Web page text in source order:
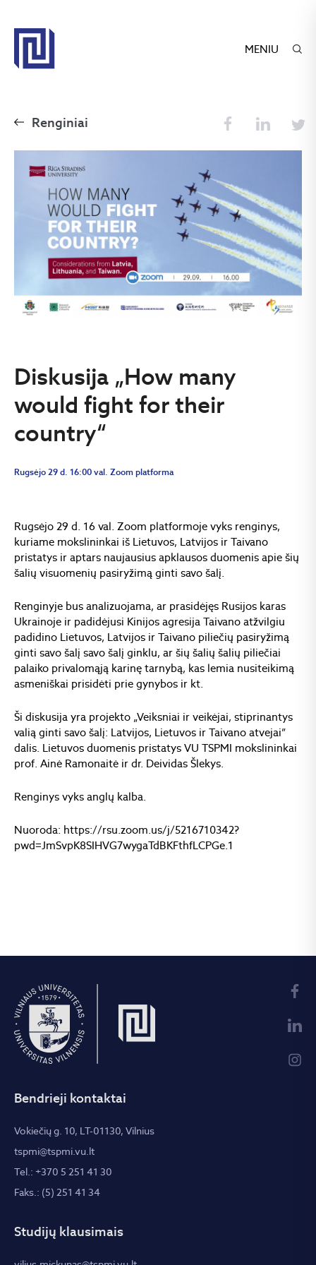
MENIU
Renginiai
Diskusija „How many
would fight for their
country“
Rugsėjo 29 d. 16:00 val. Zoom platforma
Rugsėjo 29 d. 16 val. Zoom platformoje vyks renginys,
kuriame mokslininkai iš Lietuvos, Latvijos ir Taivano
pristatys ir aptars naujausius apklausos duomenis apie šių
šalių visuomenių pasiryžimą ginti savo šalį.
Renginyje bus analizuojama, ar prasidėjęs Rusijos karas
Ukrainoje ir padidėjusi Kinijos agresija Taivano atžvilgiu
padidino Lietuvos, Latvijos ir Taivano piliečių pasiryžimą
ginti savo šalį savo šalį ginklu, ar šių šalių šalių piliečiai
palaiko privalomąją karinę tarnybą, kas lemia nusiteikimą
asmeniškai prisidėti prie gynybos ir kt.
Ši diskusija yra projekto „Veiksniai ir veikėjai, stiprinantys
valią ginti savo šalį: Latvijos, Lietuvos ir Taivano atvejai”
dalis. Lietuvos duomenis pristatys VU TSPMI mokslininkai
prof. Ainė Ramonaitė ir dr. Deividas Šlekys.
Renginys vyks anglų kalba.
Nuoroda: https://rsu.zoom.us/j/5216710342?
pwd=JmSvpK8SIHVG7wygaTdBKFthfLCPGe.1
Bendrieji kontaktai
Vokiečių g. 10, LT-01130, Vilnius
tspmi@tspmi.vu.lt
Tel.: +370 5 251 41 30
Faks.: (5) 251 41 34
Studijų klausimais